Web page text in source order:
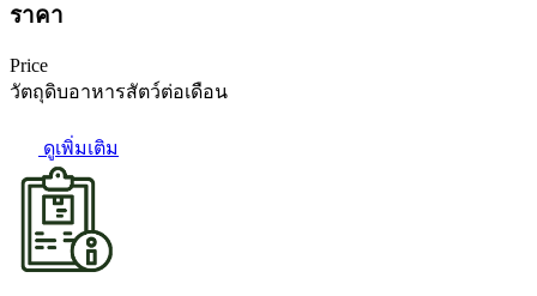
ราคา
Price
วัตถุดิบอาหารสัตว์ต่อเดือน
ดูเพิ่มเติม